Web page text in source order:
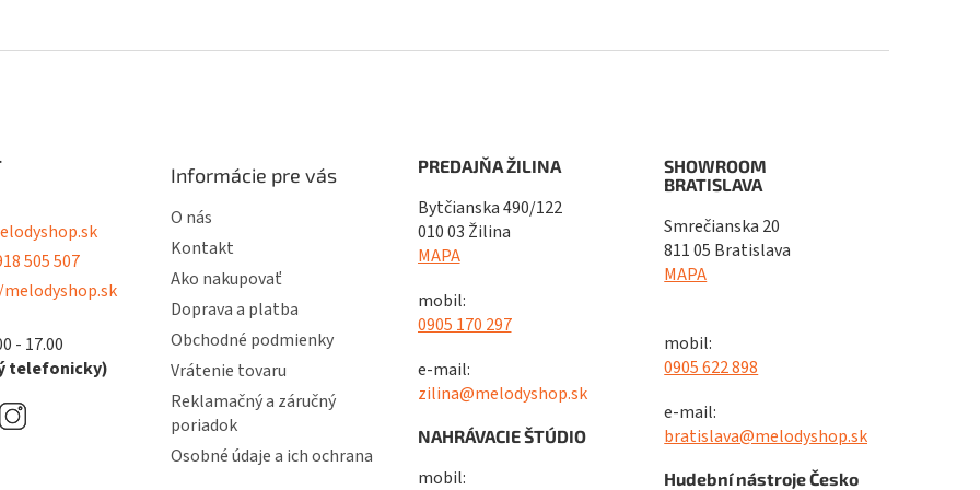
505 507
- 17.00
telefonicky)
Informácie pre vás
O nás
Kontakt
Ako nakupovať
Doprava a platba
Obchodné podmienky
Vrátenie tovaru
Reklamačný a záručný
poriadok
Osobné údaje a ich ochrana
PREDAJŇA ŽILINA
Bytčianska 490/122
010 03 Žilina
MAPA
mobil:
0905 170 297
e-mail:
zilina@melodyshop.sk
NAHRÁVACIE ŠTÚDIO
mobil:
SHOWROOM
BRATISLAVA
Smrečianska 20
811 05 Bratislava
MAPA
mobil:
0905 622 898
e-mail:
bratislava@melodyshop.sk
Hudební nástroje Česko